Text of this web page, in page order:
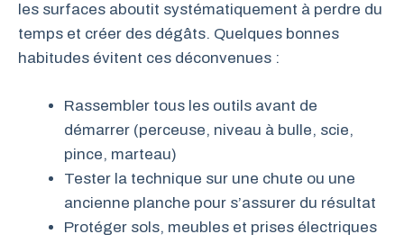
les surfaces aboutit systématiquement à perdre du
temps et créer des dégâts. Quelques bonnes
habitudes évitent ces déconvenues :
Rassembler tous les outils avant de
démarrer (perceuse, niveau à bulle, scie,
pince, marteau)
Tester la technique sur une chute ou une
ancienne planche pour s’assurer du résultat
Protéger sols, meubles et prises électriques